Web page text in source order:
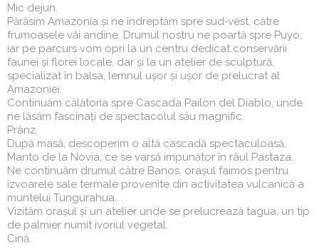
Mic dejun.
Părăsim Amazonia și ne îndreptăm spre sud‑vest, către
frumoasele văi andine. Drumul nostru ne poartă spre Puyo,
iar pe parcurs vom opri la un centru dedicat conservării
faunei și florei locale, dar și la un atelier de sculptură,
specializat în balsa, lemnul ușor și ușor de prelucrat al
Amazoniei.
Continuăm călătoria spre Cascada Pailon del Diablo, unde
ne lăsăm fascinați de spectacolul său magnific.
Prânz.
După masă, descoperim o altă cascadă spectaculoasă,
Manto de la Novia, ce se varsă impunător în râul Pastaza.
Ne continuăm drumul către Banos, orașul faimos pentru
izvoarele sale termale provenite din activitatea vulcanică a
muntelui Tungurahua.
Vizităm orașul și un atelier unde se prelucrează tagua, un tip
de palmier numit ivoriul vegetal.
Cină.